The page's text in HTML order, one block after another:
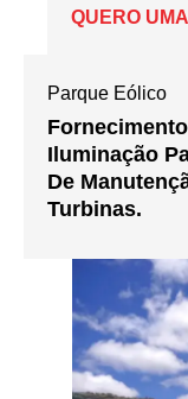
QUERO
Parque Eólico
Iluminação
De
Turbinas.